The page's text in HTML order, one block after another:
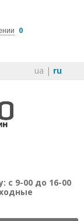
0
ua | ru
с 9-00 до 16-00